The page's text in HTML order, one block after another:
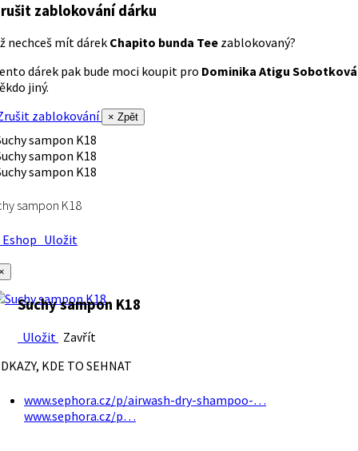
zablokování dárku
nechceš mít dárek Chapito bunda Tee zablokovaný?
dárek pak bude moci koupit pro Dominika Atigu Sobotková
jiný.
zablokování
× Zpět
sampon K18
Uložit
Suchy sampon K18
Uložit Zavřít
KDE TO SEHNAT
www.sephora.cz/p/airwash-dry-shampoo-…
www.sephora.cz/p…